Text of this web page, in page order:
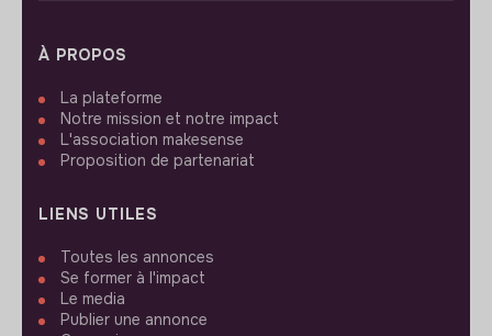
À PROPOS
La plateforme
Notre mission et notre impact
L'association makesense
Proposition de partenariat
LIENS UTILES
Toutes les annonces
Se former à l'impact
Le media
Publier une annonce